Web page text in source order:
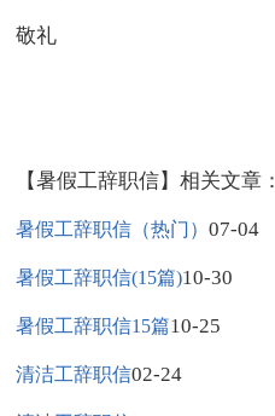
敬礼
【暑假工辞职信】相关文章：
暑假工辞职信（热门）07-04
暑假工辞职信(15篇)10-30
暑假工辞职信15篇10-25
清洁工辞职信02-24